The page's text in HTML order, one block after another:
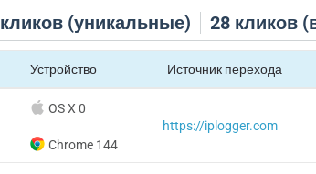
кликов (уникальные) 28 кликов
Устройство Источник перехода
OS X 0
Chrome 144
https://iplogger.com